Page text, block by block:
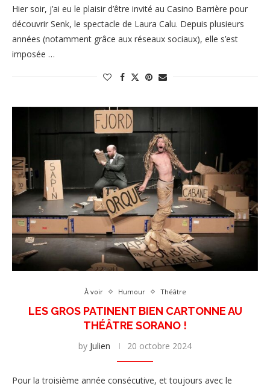
Hier soir, j’ai eu le plaisir d’être invité au Casino Barrière pour
découvrir Senk, le spectacle de Laura Calu. Depuis plusieurs
années (notamment grâce aux réseaux sociaux), elle s’est
imposée …
À voir Humour Théâtre
LES GROS PATINENT BIEN CARTONNE AU
THÉÂTRE SORANO !
by Julien 20 octobre 2024
Pour la troisième année consécutive, et toujours avec le